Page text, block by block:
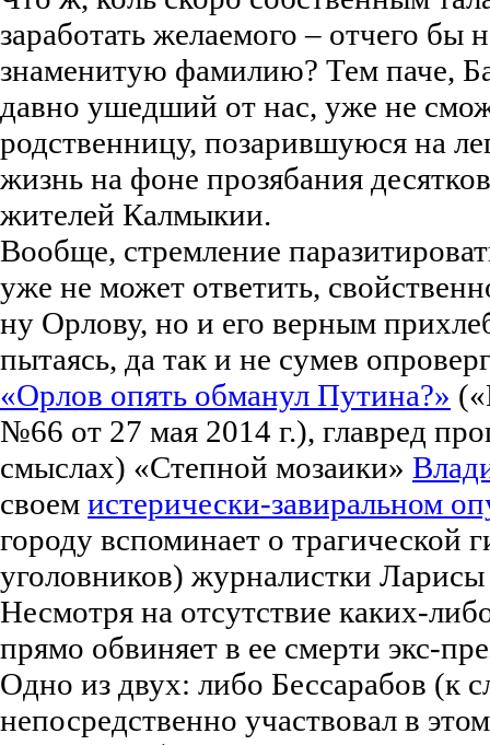
заработать желаемого – отчего бы
знаменитую фамилию? Тем паче,
давно ушедший от нас, уже не
родственницу, позарившуюся на
жизнь на фоне прозябания
жителей Калмыкии.
Вообще, стремление
уже не может ответить,
ну Орлову, но и его верным
пытаясь, да так и не сумев
«Орлов опять обманул Путина?»
№66 от 27 мая 2014 г.), главред
смыслах) «Степной мозаики»
своем истерически-завиральном
городу вспоминает о трагической
уголовников) журналистки
Несмотря на отсутствие каких-
прямо обвиняет в ее смерти экс-
Одно из двух: либо Бессарабов (к
непосредственно участвовал в